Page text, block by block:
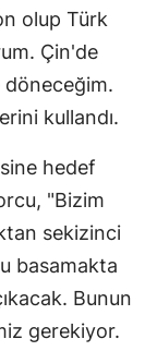
Tekirdağ
olup Türk
Çin'de
döneceğim.
kullandı.
hedef
"Bizim
sekizinci
basamakta
Bunun
gerekiyor.